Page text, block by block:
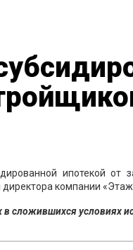
ипотекой от
компании
сложившихся условиях